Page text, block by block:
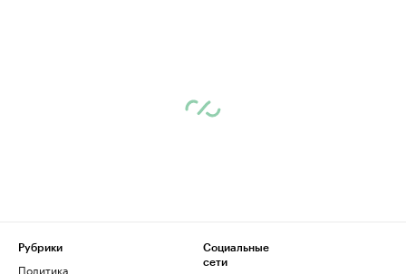
Рубрики
Политика
Социальные
сети